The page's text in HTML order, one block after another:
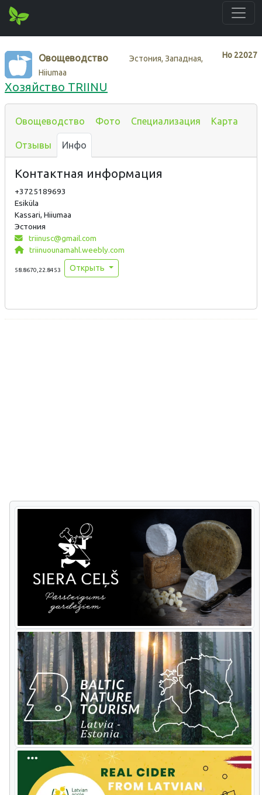
Нo 22027
Овощеводство
Эстония, Западная,
Hiiumaa
Хозяйство TRIINU
Овощеводство Фото Специализация Карта
Отзывы Инфо
Контактная информация
+3725189693
Esiküla
Kassari, Hiiumaa
Эстония
triinusc@gmail.com
triinuounamahl.weebly.com
58.8670,22.8453 Открыть